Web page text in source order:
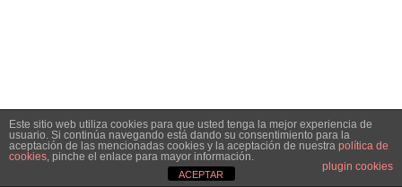
Este sitio web utiliza cookies para que usted tenga la mejor experiencia de
usuario. Si continúa navegando está dando su consentimiento para la
aceptación de las mencionadas cookies y la aceptación de nuestra política de
cookies, pinche el enlace para mayor información.
plugin cookies
ACEPTAR